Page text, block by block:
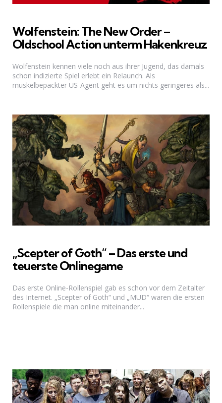
Wolfenstein: The New Order –
Oldschool Action unterm Hakenkreuz
Wolfenstein kennen viele noch aus ihrer Jugend, das damals
schon indizierte Spiel erlebt ein Relaunch. Als
muskelbepackter US-Agent geht es um nichts geringeres als...
„Scepter of Goth“ – Das erste und
teuerste Onlinegame
Das erste Online-Rollenspiel gab es schon vor dem Zeitalter
des Internet. „Scepter of Goth“ und „MUD“ waren die ersten
Rollenspiele die man online miteinander...